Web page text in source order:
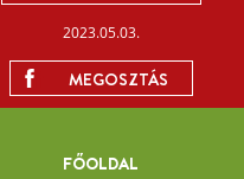
2023.05.03.
MEGOSZTÁS
FŐOLDAL